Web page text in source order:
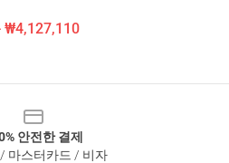
₩4,127,110
안전한 결제
마스터카드 / 비자